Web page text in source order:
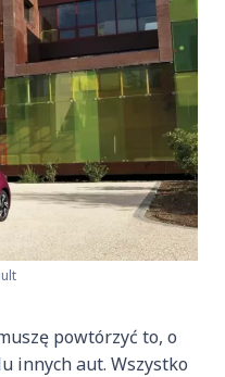
powtórzyć to, o
innych aut. Wszystko